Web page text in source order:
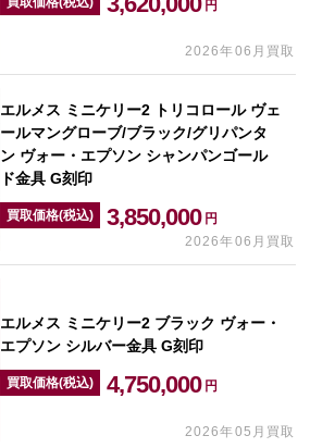
円
2026年06月買取
エルメス ミニケリー2 トリコロール ヴェ
ールマングローブ/ブラック/グリパンタ
ン ヴォー・エプソン シャンパンゴール
ド金具 G刻印
買取価格(税込) 3,850,000 円
2026年06月買取
エルメス ミニケリー2 ブラック ヴォー・
エプソン シルバー金具 G刻印
買取価格(税込) 4,750,000 円
2026年05月買取